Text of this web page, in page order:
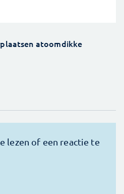
atoomdikke